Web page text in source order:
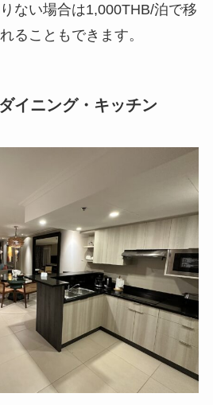
ない場合は1,000THB/泊で移
ることもできます。
イニング・キッチン